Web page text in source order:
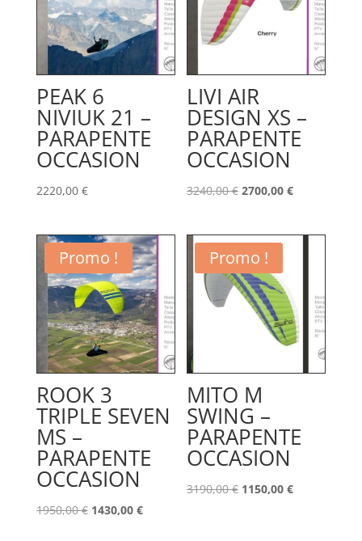
PEAK 6
NIVIUK 21 –
PARAPENTE
OCCASION
2220,00 €
LIVI AIR
DESIGN XS –
PARAPENTE
OCCASION
3240,00€ Le
initial
était :
3240,00 €.
2700,00€Le
actuel
Promo !
ROOK 3
TRIPLE SEVEN
MS –
PARAPENTE
OCCASION
1950,00€ Le
1430,00 €Le
Promo !
MITO M
SWING –
PARAPENTE
OCCASION
3190,00€ Le
1150,00€Le